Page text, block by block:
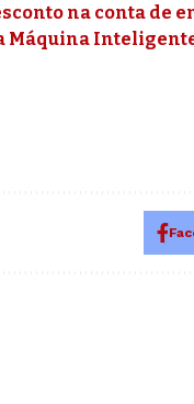
na conta de
Máquina